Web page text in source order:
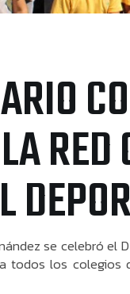
RED
se celebró el
todos los colegios